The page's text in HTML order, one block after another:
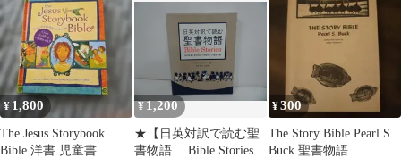
弥訳
¥ 1,800
The Jesus Storybook
Bible 洋書 児童書
¥1,200
★【日英対訳で読む聖
書物語 Bible Stories】
¥300
The Story Bible Pearl S.
Buck 聖書物語